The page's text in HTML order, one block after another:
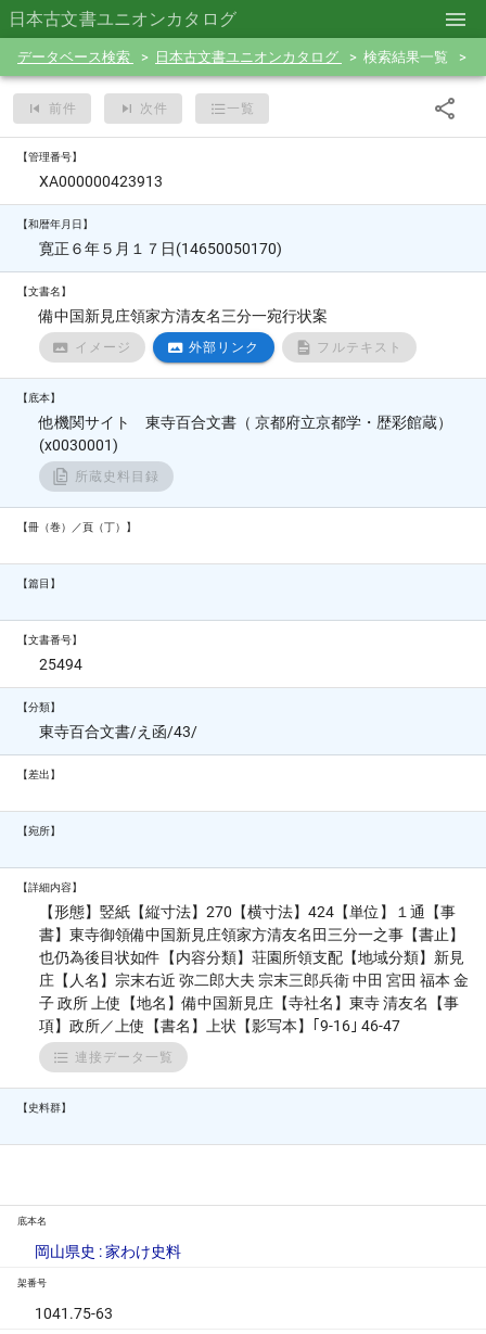
日本古文書ユニオンカタログ
データベース検索 日本古文書ユニオンカタログ 検索結果一覧
前件 次件 一覧
【管理番号】
XA000000423913
【和暦年月日】
寛正６年５月１７日(14650050170)
【文書名】
備中国新見庄領家方清友名三分一宛行状案
イメージ 外部リンク フルテキスト
【底本】
他機関サイト 東寺百合文書（ 京都府立京都学・歴彩館蔵）
(x0030001)
所蔵史料目録
【冊（巻）／頁（丁）】
【篇目】
【文書番号】
25494
【分類】
東寺百合文書/え函/43/
【差出】
【宛所】
【詳細内容】
【形態】竪紙【縦寸法】270【横寸法】424【単位】１通【事
書】東寺御領備中国新見庄領家方清友名田三分一之事【書止】
也仍為後目状如件【内容分類】荘園所領支配【地域分類】新見
庄【人名】宗末右近 弥二郎大夫 宗末三郎兵衛 中田 宮田 福本 金
子 政所 上使【地名】備中国新見庄【寺社名】東寺 清友名【事
項】政所／上使【書名】上状【影写本】｢9-16｣ 46-47
連接データ一覧
【史料群】
底本名
岡山県史 : 家わけ史料
架番号
1041.75-63